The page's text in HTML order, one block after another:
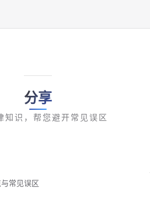
分享
知识，帮您避开常见误区
常见误区